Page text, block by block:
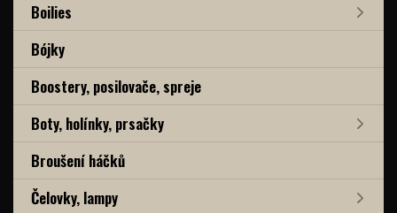
Boilies
Bójky
Boostery, posilovače, spreje
Boty, holínky, prsačky
Broušení háčků
Čelovky, lampy